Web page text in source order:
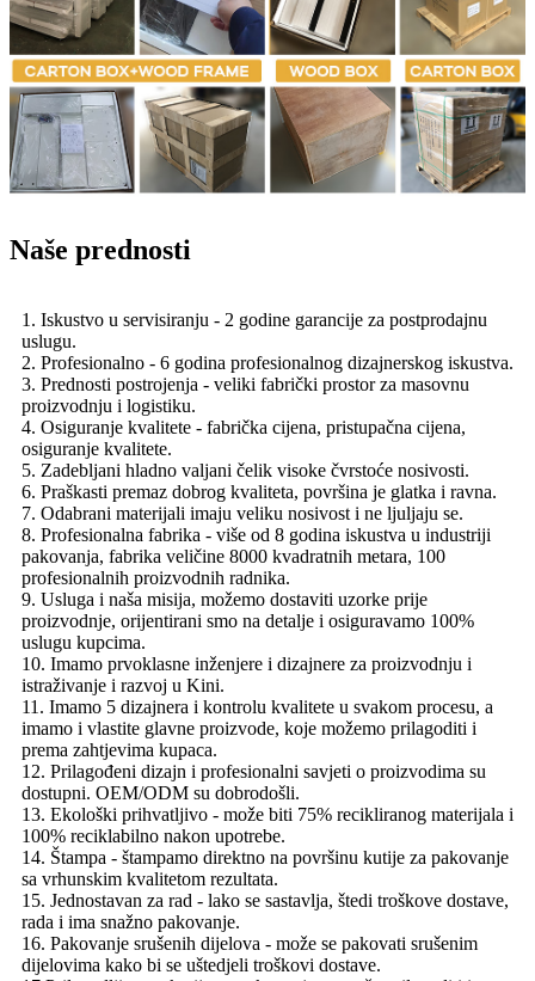
Naše prednosti
1. Iskustvo u servisiranju - 2 godine garancije za postprodajnu
uslugu.
2. Profesionalno - 6 godina profesionalnog dizajnerskog iskustva.
3. Prednosti postrojenja - veliki fabrički prostor za masovnu
proizvodnju i logistiku.
4. Osiguranje kvalitete - fabrička cijena, pristupačna cijena,
osiguranje kvalitete.
5. Zadebljani hladno valjani čelik visoke čvrstoće nosivosti.
6. Praškasti premaz dobrog kvaliteta, površina je glatka i ravna.
7. Odabrani materijali imaju veliku nosivost i ne ljuljaju se.
8. Profesionalna fabrika - više od 8 godina iskustva u industriji
pakovanja, fabrika veličine 8000 kvadratnih metara, 100
profesionalnih proizvodnih radnika.
9. Usluga i naša misija, možemo dostaviti uzorke prije
proizvodnje, orijentirani smo na detalje i osiguravamo 100%
uslugu kupcima.
10. Imamo prvoklasne inženjere i dizajnere za proizvodnju i
istraživanje i razvoj u Kini.
11. Imamo 5 dizajnera i kontrolu kvalitete u svakom procesu, a
imamo i vlastite glavne proizvode, koje možemo prilagoditi i
prema zahtjevima kupaca.
12. Prilagođeni dizajn i profesionalni savjeti o proizvodima su
dostupni. OEM/ODM su dobrodošli.
13. Ekološki prihvatljivo - može biti 75% recikliranog materijala i
100% reciklabilno nakon upotrebe.
14. Štampa - štampamo direktno na površinu kutije za pakovanje
sa vrhunskim kvalitetom rezultata.
15. Jednostavan za rad - lako se sastavlja, štedi troškove dostave,
rada i ima snažno pakovanje.
16. Pakovanje srušenih dijelova - može se pakovati srušenim
dijelovima kako bi se uštedjeli troškovi dostave.